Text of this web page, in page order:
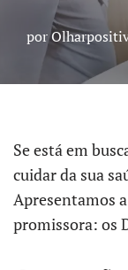
por
Se está em
cuidar da sua
Apresentamos
promissora: os